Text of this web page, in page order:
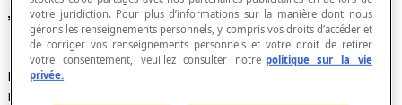
,-3,-2,-1,0,1,2,3,\ldots \right\}[/latex].
Nombre positif ou négatif dont la
nombre naturel.
votre juridiction. Pour plus d’informations sur la manière dont nous
gérons les renseignements personnels, y compris vos droits d’accéder et
de corriger vos renseignements personnels et votre droit de retirer
votre consentement, veuillez consulter notre politique sur la vie
privée.